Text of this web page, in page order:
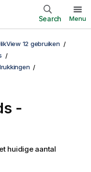
Search Menu
12 gebruiken
-
huidige aantal